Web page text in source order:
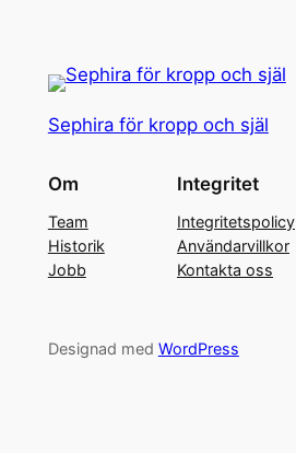
Sephira för kropp och själ
Om
Team
Historik
Jobb
Integritet
Integritetspolicy
Användarvillkor
Kontakta oss
Designad med WordPress